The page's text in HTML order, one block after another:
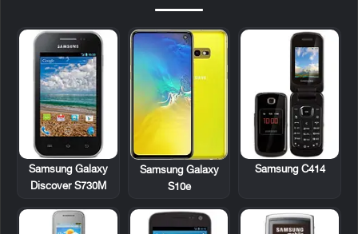
Samsung C414
Samsung Galaxy
S10e
Samsung Galaxy
Discover S730M